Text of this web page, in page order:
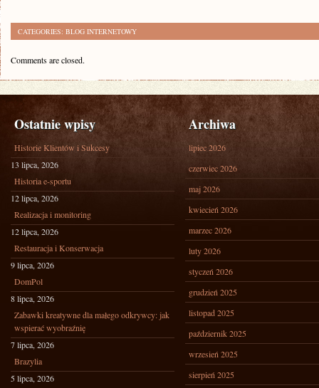
CATEGORIES: BLOG INTERNETOWY
Comments are closed.
Ostatnie wpisy
Historie Klientów i Sukcesy
13 lipca, 2026
Historia e-sportu
12 lipca, 2026
Realizacja i monitoring
12 lipca, 2026
Restauracja i Konserwacja
9 lipca, 2026
DomPol
8 lipca, 2026
Zabawki kreatywne dla małego odkrywcy: jak
wspierać wyobraźnię
7 lipca, 2026
Brazylia
5 lipca, 2026
Archiwa
lipiec 2026
czerwiec 2026
maj 2026
kwiecień 2026
marzec 2026
luty 2026
styczeń 2026
grudzień 2025
listopad 2025
październik 2025
wrzesień 2025
sierpień 2025